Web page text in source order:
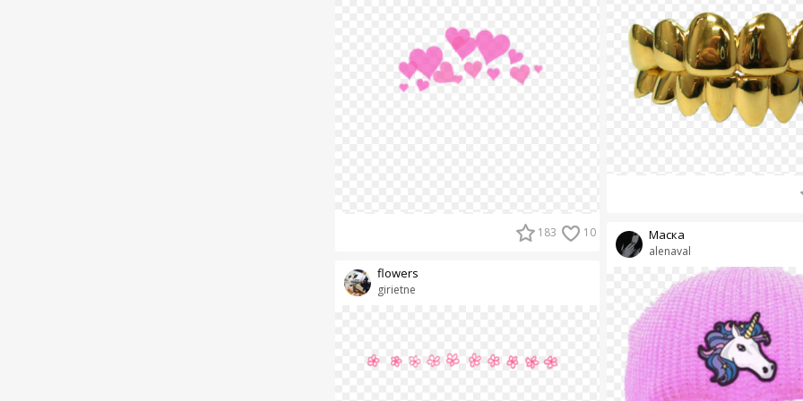
183 10
girietne
flowers
alenaval
Маска